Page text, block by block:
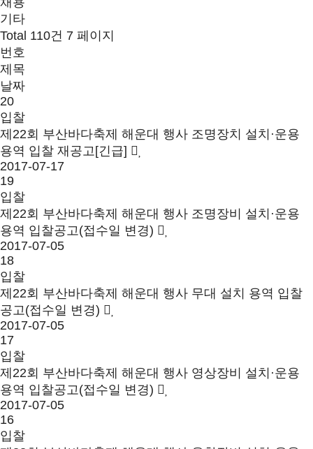
기타
Total 110건 7 페이지
번호
제목
날짜
20
입찰
제22회 부산바다축제 해운대 행사 조명장치 설치·운용
용역 입찰 재공고[긴급]
2017-07-17
19
입찰
제22회 부산바다축제 해운대 행사 조명장비 설치·운용
용역 입찰공고(접수일 변경)
2017-07-05
18
입찰
제22회 부산바다축제 해운대 행사 무대 설치 용역 입찰
공고(접수일 변경)
2017-07-05
17
입찰
제22회 부산바다축제 해운대 행사 영상장비 설치·운용
용역 입찰공고(접수일 변경)
2017-07-05
16
입찰